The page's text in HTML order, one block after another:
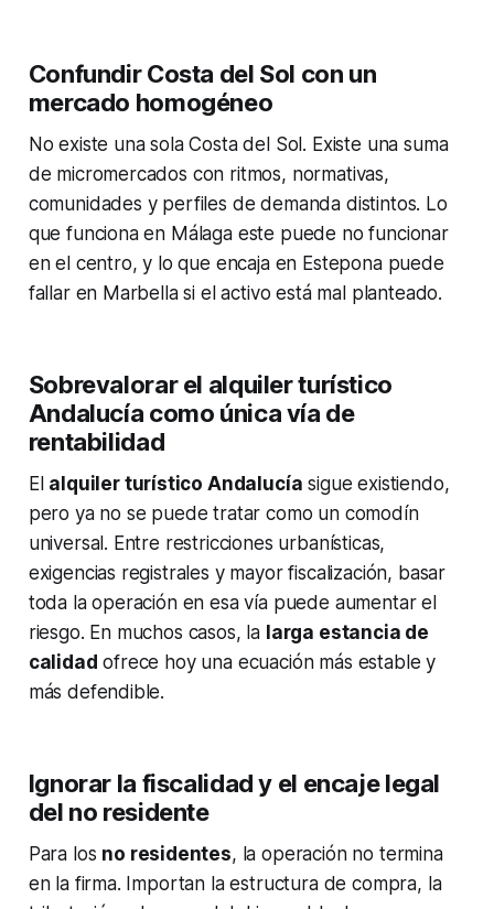
Confundir Costa del Sol con un
mercado homogéneo
No existe una sola Costa del Sol. Existe una suma
de micromercados con ritmos, normativas,
comunidades y perfiles de demanda distintos. Lo
que funciona en Málaga este puede no funcionar
en el centro, y lo que encaja en Estepona puede
fallar en Marbella si el activo está mal planteado.
Sobrevalorar el alquiler turístico
Andalucía como única vía de
rentabilidad
El alquiler turístico Andalucía sigue existiendo,
pero ya no se puede tratar como un comodín
universal. Entre restricciones urbanísticas,
exigencias registrales y mayor fiscalización, basar
toda la operación en esa vía puede aumentar el
riesgo. En muchos casos, la larga estancia de
calidad ofrece hoy una ecuación más estable y
más defendible.
Ignorar la fiscalidad y el encaje legal
del no residente
Para los no residentes, la operación no termina
en la firma. Importan la estructura de compra, la